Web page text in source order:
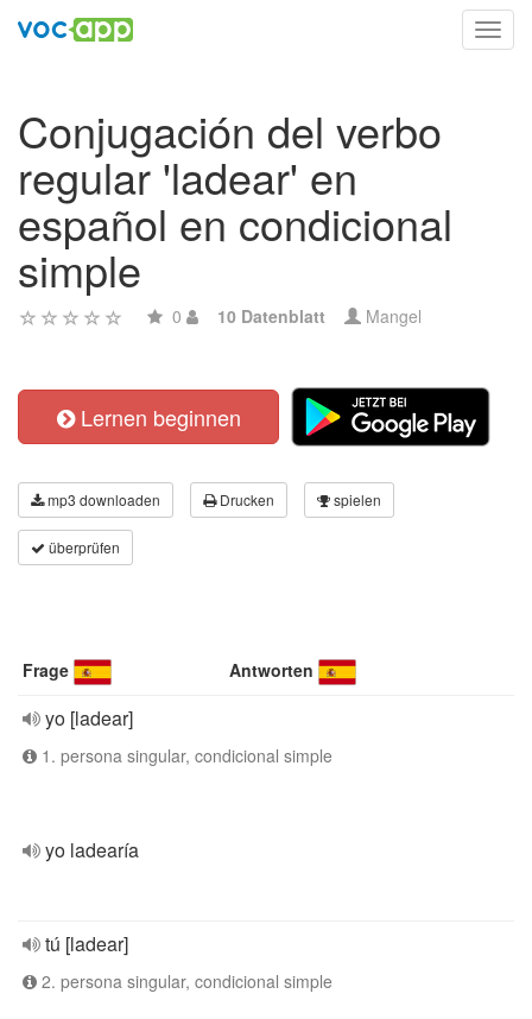
Conjugación del verbo
regular 'ladear' en
español en condicional
simple
0 10 Datenblatt Mangel
Lernen beginnen
mp3 downloaden Drucken spielen
überprüfen
Frage Antworten
yo [ladear]
1. persona singular, condicional simple
yo ladearía
tú [ladear]
2. persona singular, condicional simple